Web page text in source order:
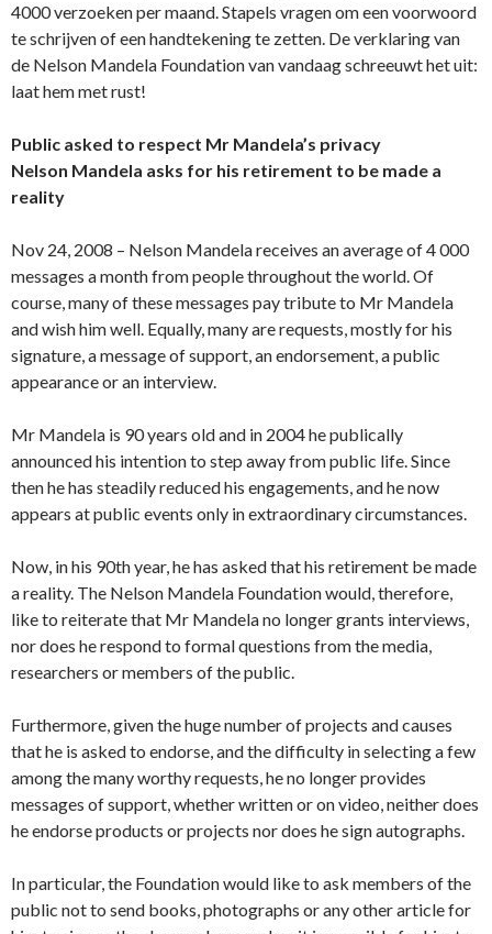
4000 verzoeken per maand. Stapels vragen om een voorwoord
te schrijven of een handtekening te zetten. De verklaring van
de Nelson Mandela Foundation van vandaag schreeuwt het uit:
laat hem met rust!
Public asked to respect Mr Mandela’s privacy
Nelson Mandela asks for his retirement to be made a
reality
Nov 24, 2008 – Nelson Mandela receives an average of 4 000
messages a month from people throughout the world. Of
course, many of these messages pay tribute to Mr Mandela
and wish him well. Equally, many are requests, mostly for his
signature, a message of support, an endorsement, a public
appearance or an interview.
Mr Mandela is 90 years old and in 2004 he publically
announced his intention to step away from public life. Since
then he has steadily reduced his engagements, and he now
appears at public events only in extraordinary circumstances.
Now, in his 90th year, he has asked that his retirement be made
a reality. The Nelson Mandela Foundation would, therefore,
like to reiterate that Mr Mandela no longer grants interviews,
nor does he respond to formal questions from the media,
researchers or members of the public.
Furthermore, given the huge number of projects and causes
that he is asked to endorse, and the difficulty in selecting a few
among the many worthy requests, he no longer provides
messages of support, whether written or on video, neither does
he endorse products or projects nor does he sign autographs.
In particular, the Foundation would like to ask members of the
public not to send books, photographs or any other article for